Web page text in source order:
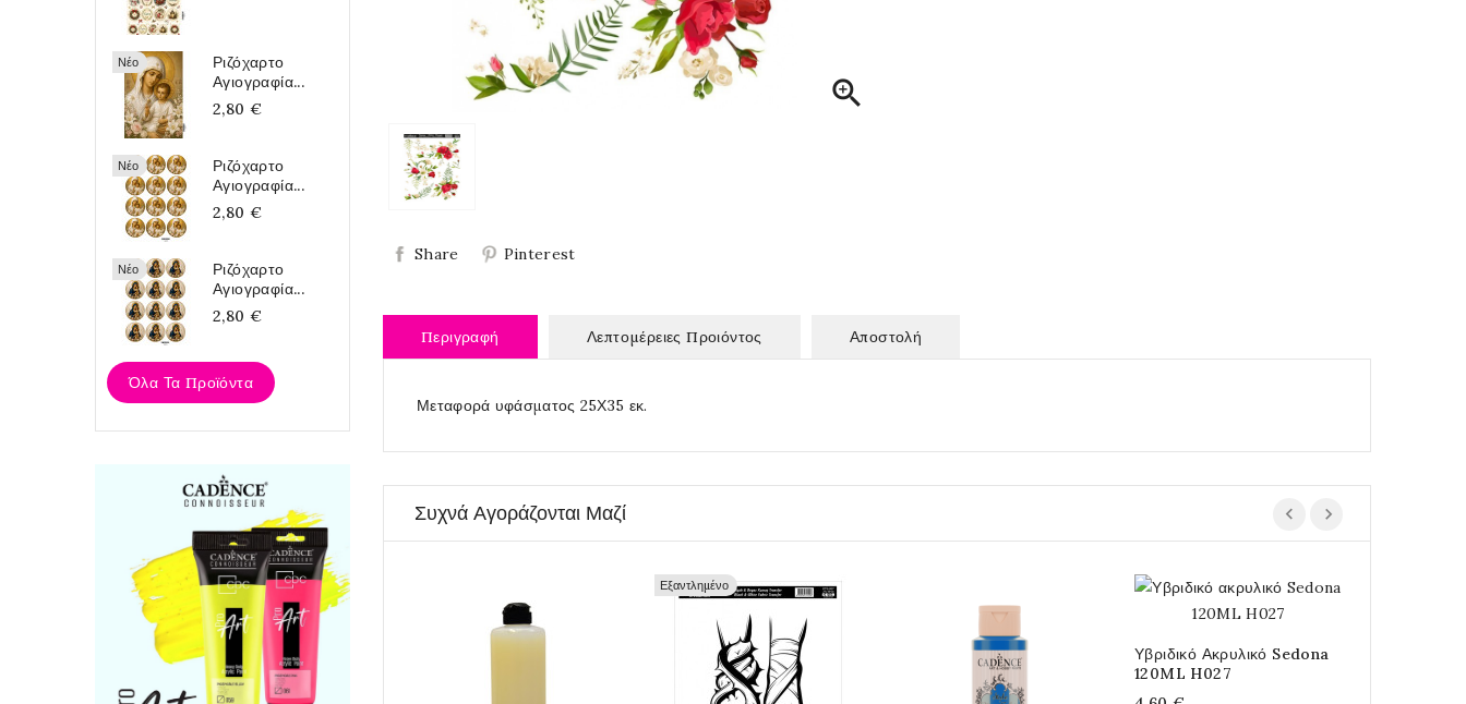
Νέο
Ριζόχαρτο
Αγιογραφία...
2,80 €
Νέο
Ριζόχαρτο
Αγιογραφία...
2,80 €
Νέο
Ριζόχαρτο
Αγιογραφία...
2,80 €
Όλα Τα Προϊόντα

Share Pinterest
Περιγραφή Λεπτομέρειες Προιόντος Αποστολή
Μεταφορά υφάσματος 25Χ35 εκ.
Συχνά Αγοράζονται Μαζί
Εξαντλημένο
Υβριδικό Ακρυλικό Sedona
120ML H027